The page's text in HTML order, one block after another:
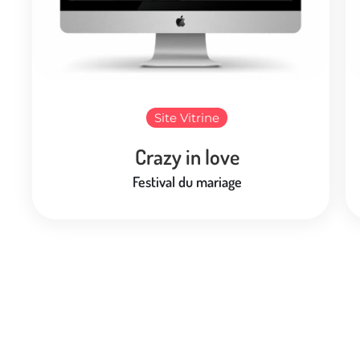
Site Vitrine
Crazy in love
Festival du mariage